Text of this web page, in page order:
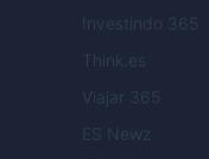
Investindo 365
Think.es
Viajar 365
ES Newz